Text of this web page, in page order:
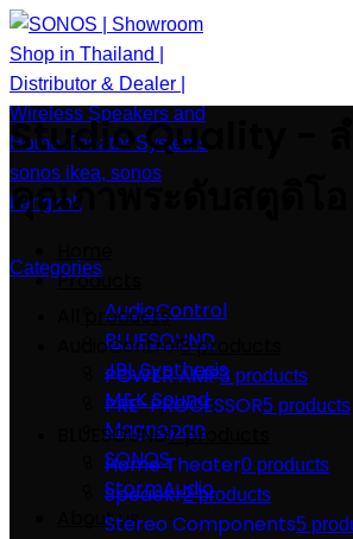
Products
AudioControl
BLUESOUND
JBL Synthesis
M&K Sound
Magnepan
SONOS
StormAudio
About us
Studio Quality - ล
คุณภาพระดับสตูดิโอ
Categories
products
AudioControl8 products
POWER AMP3 products
PRE-PROCESSOR5 products
BLUESOUND7 products
Home Theater0 products
Speaekr2 products
Stereo Components5